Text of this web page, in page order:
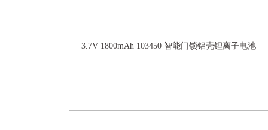
3.7V 1800mAh 103450 智能门锁铝壳锂离子电池